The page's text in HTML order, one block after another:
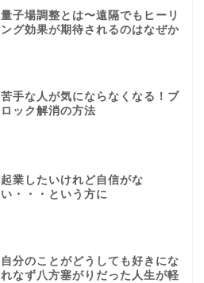
量子場調整とは〜遠隔でもヒーリ
ング効果が期待されるのはなぜか
苦手な人が気にならなくなる！ブ
ロック解消の方法
起業したいけれど自信がな
い・・・という方に
自分のことがどうしても好きにな
れなず八方塞がりだった人生が軽